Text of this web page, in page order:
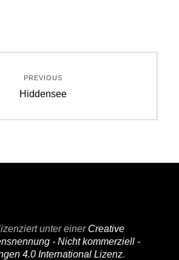
PREVIOUS
Previous
Hiddensee
unter einer Creative
- Nicht kommerziell -
4.0 International Lizenz.